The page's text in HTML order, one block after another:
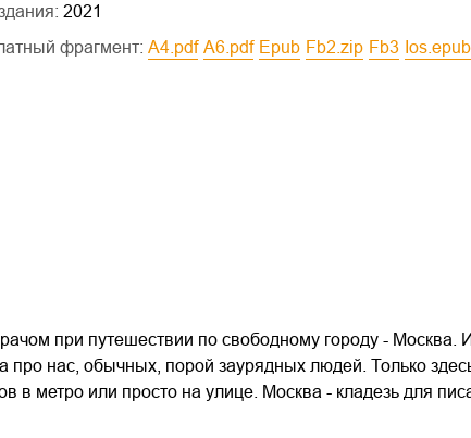
2021
фрагмент:
a4.pdf a6.pdf epub fb2.zip fb3 ios.epub
при путешествии по свободному городу - Москва.
нас, обычных, порой заурядных людей. Только
в метро или просто на улице. Москва - кладезь для